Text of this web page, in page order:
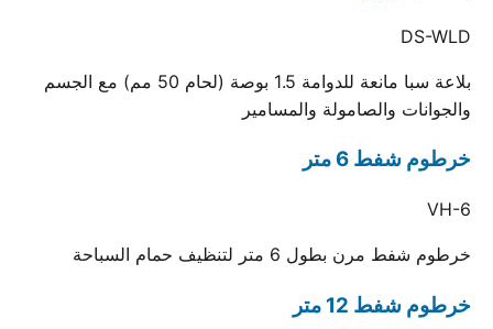
DS-WLD
بلاعة سبا مانعة للدوامة 1.5 بوصة (لحام 50 مم) مع الجسم
والجوانات والصامولة والمسامير
خرطوم شفط 6 متر
VH-6
خرطوم شفط مرن بطول 6 متر لتنظيف حمام السباحة
خرطوم شفط 12 متر